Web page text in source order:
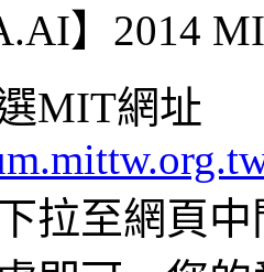
】2014
MIT網址
拉至網頁